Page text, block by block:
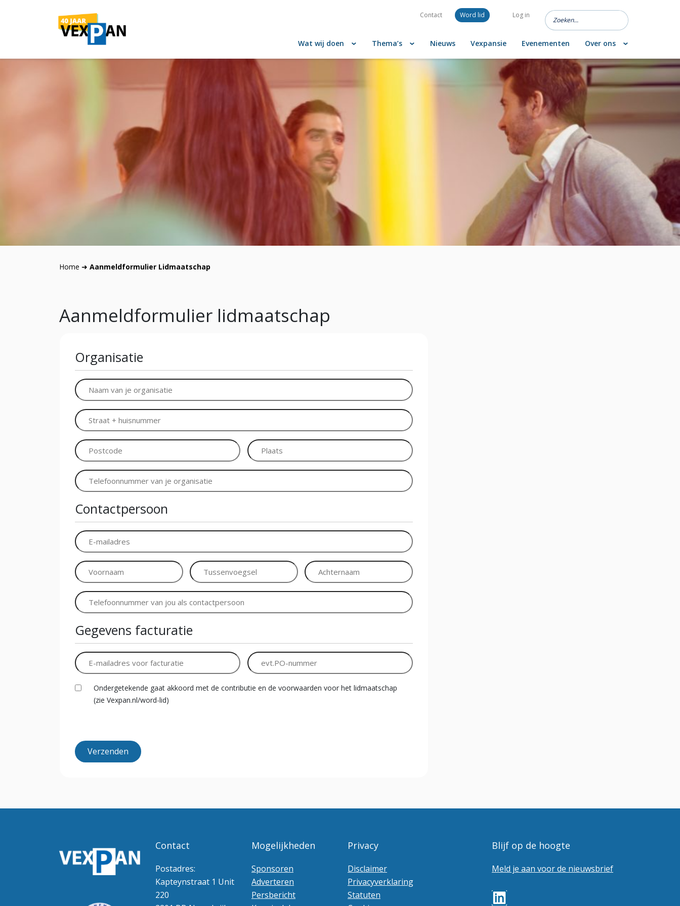
Contact Word lid Log in
Wat wij doen Thema’s Nieuws Vexpansie Evenementen Over ons
Home ➜ Aanmeldformulier Lidmaatschap
Aanmeldformulier lidmaatschap
Organisatie
Bedrijfsnaam
Bedrijfsnaam
Bedrijfsnaam Bedrijfsnaam
Telefoonnummer
Contactpersoon
E-
mailadres
*
Voornaam
*
Tussenvoegsel Achternaam
*
Telefoonnummer
Gegevens facturatie
E-
mailadres
*
evt.PO-
nummer
Verklaring
*
Ondergetekende gaat akkoord met de contributie en de voorwaarden voor het lidmaatschap
(zie Vexpan.nl/word-lid)
Contact
Postadres:
Kapteynstraat 1 Unit
220
Mogelijkheden
Sponsoren
Adverteren
Persbericht
Privacy
Disclaimer
Privacyverklaring
Statuten
Blijf op de hoogte
Meld je aan voor de nieuwsbrief